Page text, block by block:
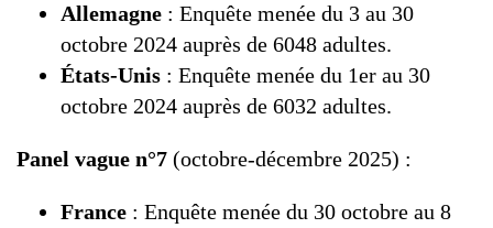
Allemagne : Enquête menée du 3 au 30
octobre 2024 auprès de 6048 adultes.
États-Unis : Enquête menée du 1er au 30
octobre 2024 auprès de 6032 adultes.
Panel vague n°7 (octobre-décembre 2025) :
France : Enquête menée du 30 octobre au 8